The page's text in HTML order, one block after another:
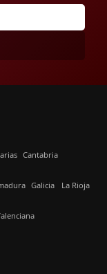
Cantabria
Galicia La Rioja